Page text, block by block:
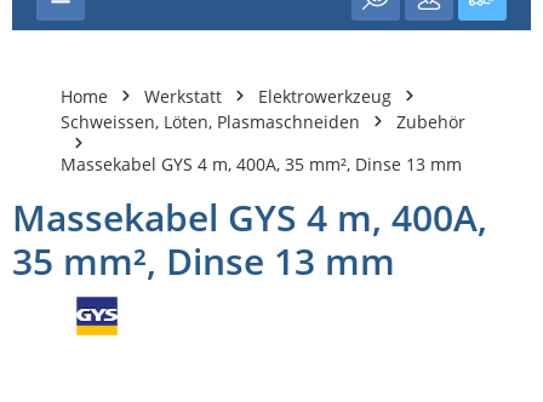
Home Werkstatt
Elektrowerkzeug
Schweissen, Löten, Plasmaschneiden
Zubehör
Massekabel GYS 4 m, 400A, 35 mm², Dinse 13 mm
Massekabel GYS 4 m, 400A,
35 mm², Dinse 13 mm